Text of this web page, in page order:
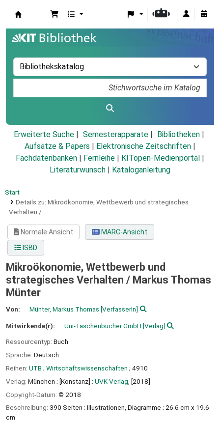
Erweiterte Suche Semesterapparate
Bibliotheken
Aufsätze & Papers
Elektronische Zeitschriften
Fachdatenbanken
Fernleihe KITopen-Medienportal
Literaturwunsch
Kataloganleitung
Start
Details zu: Mikroökonomie, Wettbewerb und strategisches
Verhalten /
Normale Ansicht
MARC-Ansicht
ISBD
Mikroökonomie, Wettbewerb und
strategisches Verhalten / Markus Thomas
Münter
Von: Münter, Markus Thomas [VerfasserIn]
Mitwirkende(r): Uni-Taschenbücher GmbH [Verlag]
Ressourcentyp: Buch
Sprache: Deutsch
Reihen: UTB ; Wirtschaftswissenschaften ; 4910
Verlag: München ; [Konstanz] : UVK Verlag, [2018]
Copyright-Datum: © 2018
Beschreibung: 390 Seiten : Illustrationen, Diagramme ; 26.6 cm x 19.6
cm